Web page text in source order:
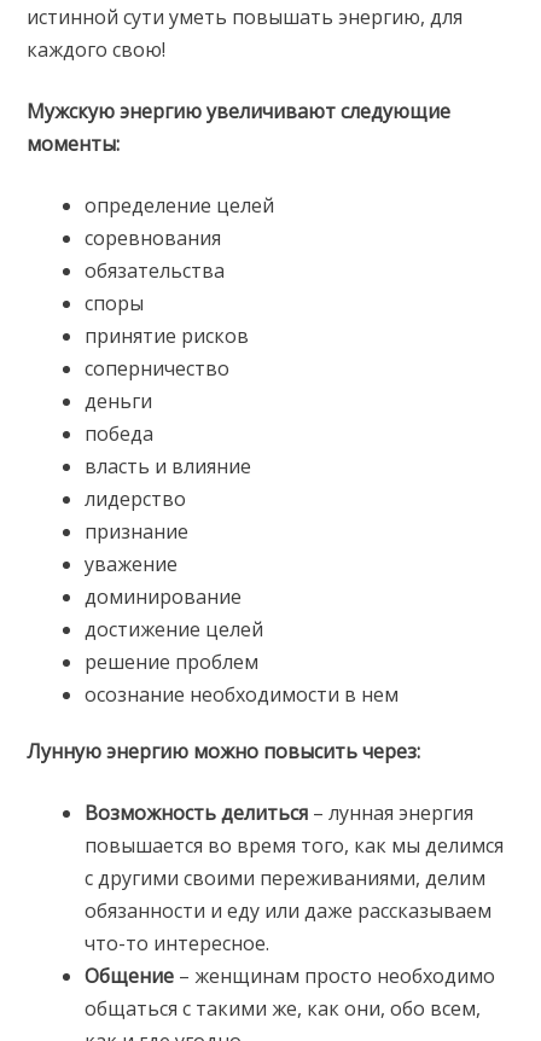
истинной сути уметь повышать энергию, для
каждого свою!
Мужскую энергию увеличивают следующие
моменты:
определение целей
соревнования
обязательства
споры
принятие рисков
соперничество
деньги
победа
власть и влияние
лидерство
признание
уважение
доминирование
достижение целей
решение проблем
осознание необходимости в нем
Лунную энергию можно повысить через:
Возможность делиться – лунная энергия
повышается во время того, как мы делимся
с другими своими переживаниями, делим
обязанности и еду или даже рассказываем
что-то интересное.
Общение – женщинам просто необходимо
общаться с такими же, как они, обо всем,